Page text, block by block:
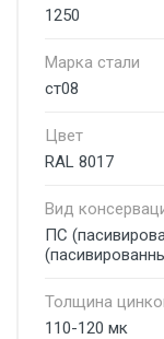
1250
Марка стали
ст08
Цвет
RAL 8017
Вид
ПС
Толщина
110-120 мк